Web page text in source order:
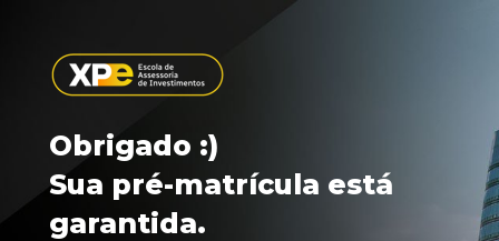
Obrigado :)
Sua pré-matrícula está
garantida.